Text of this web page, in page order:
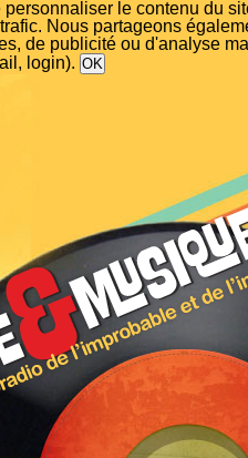
le contenu du
Nous partageons
de publicité ou d'analyse
login).